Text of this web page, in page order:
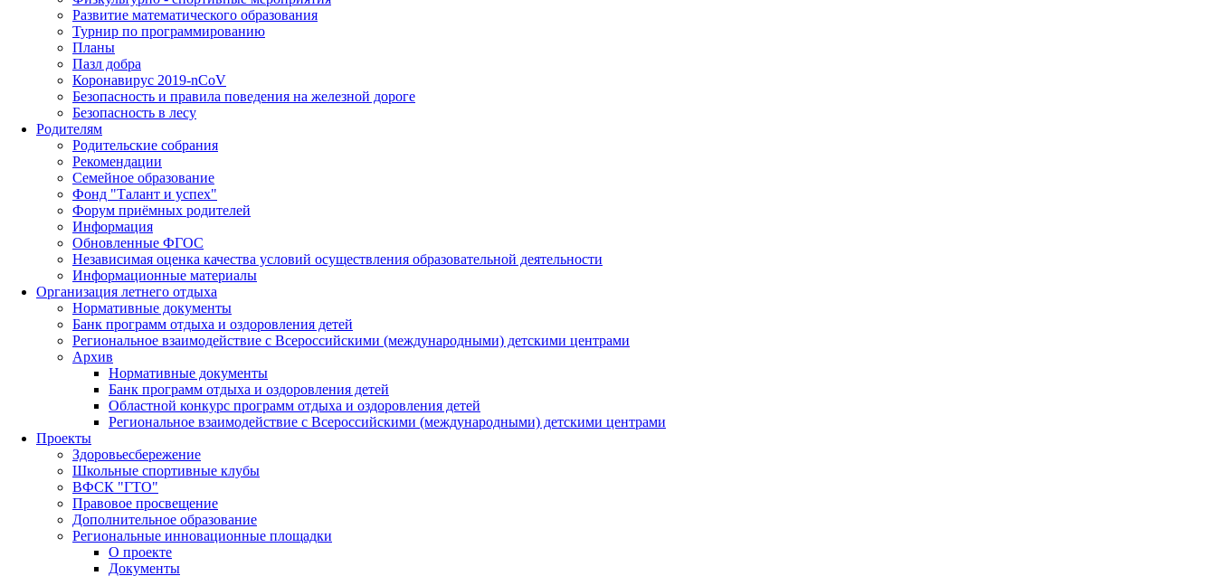
Развитие математического образования
Турнир по программированию
Планы
Пазл добра
Коронавирус 2019-nCoV
Безопасность и правила поведения на железной дороге
Безопасность в лесу
Родителям
Родительские собрания
Рекомендации
Семейное образование
Фонд "Талант и успех"
Форум приёмных родителей
Информация
Обновленные ФГОС
Независимая оценка качества условий осуществления образовательной деятельности
Информационные материалы
Организация летнего отдыха
Нормативные документы
Банк программ отдыха и оздоровления детей
Региональное взаимодействие с Всероссийскими (международными) детскими центрами
Архив
Нормативные документы
Банк программ отдыха и оздоровления детей
Областной конкурс программ отдыха и оздоровления детей
Региональное взаимодействие с Всероссийскими (международными) детскими центрами
Проекты
Здоровьесбережение
Школьные спортивные клубы
ВФСК "ГТО"
Правовое просвещение
Дополнительное образование
Региональные инновационные площадки
О проекте
Документы